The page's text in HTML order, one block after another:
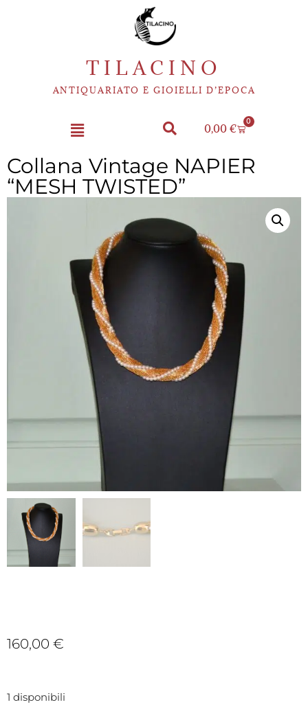
TILACINO
ANTIQUARIATO E GIOIELLI D’EPOCA
0,00 €
0
Collana Vintage NAPIER
“MESH TWISTED”
160,00 €
1 disponibili